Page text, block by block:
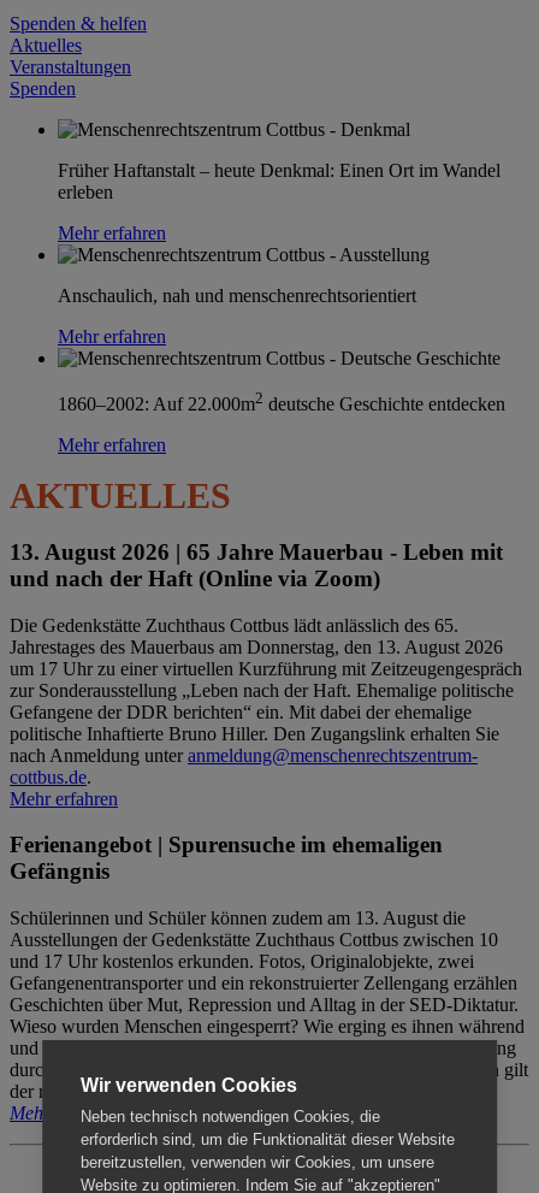
Spenden & helfen
Aktuelles
Veranstaltungen
Spenden
Früher Haftanstalt – heute Denkmal: Einen Ort im Wandel
erleben
Mehr erfahren
Anschaulich, nah und menschenrechtsorientiert
Mehr erfahren
1860–2002: Auf 22.000m2 deutsche Geschichte entdecken
Mehr erfahren
AKTUELLES
13. August 2026 | 65 Jahre Mauerbau - Leben mit
und nach der Haft (Online via Zoom)
Die Gedenkstätte Zuchthaus Cottbus lädt anlässlich des 65.
Jahrestages des Mauerbaus am Donnerstag, den 13. August 2026
um 17 Uhr zu einer virtuellen Kurzführung mit Zeitzeugengespräch
zur Sonderausstellung „Leben nach der Haft. Ehemalige politische
Gefangene der DDR berichten“ ein. Mit dabei der ehemalige
politische Inhaftierte Bruno Hiller. Den Zugangslink erhalten Sie
nach Anmeldung unteranmeldung@menschenrechtszentrum-
cottbus.de.
Mehr erfahren
Ferienangebot | Spurensuche im ehemaligen
Gefängnis
Schülerinnen und Schüler können zudem am 13. August die
Ausstellungen der Gedenkstätte Zuchthaus Cottbus zwischen 10
und 17 Uhr kostenlos erkunden. Fotos, Originalobjekte, zwei
Gefangenentransporter und ein rekonstruierter Zellengang erzählen
Geschichten über Mut, Repression und Alltag in der SED-Diktatur.
Wieso wurden Menschen eingesperrt? Wie erging es ihnen während
und nach der Haft? Der Besuch erfolgt individuell ohne Betreuung
durch das Menschenrechtszentrum Cottbus. Für Begleitpersonen gilt
der reguläre Eintritt (8€ / ermäßigt 5€).
Mehr erfahren
Wir verwenden Cookies
Neben technisch notwendigen Cookies, die
erforderlich sind, um die Funktionalität dieser Website
bereitzustellen, verwenden wir Cookies, um unsere
Website zu optimieren. Indem Sie auf "akzeptieren"